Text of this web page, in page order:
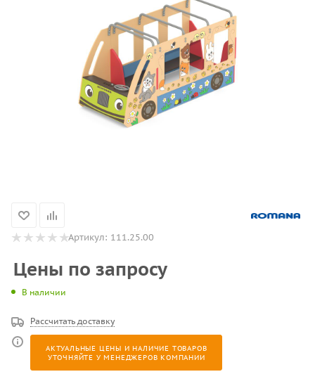
Артикул: 111.25.00
Цены по запросу
В наличии
Рассчитать доставку
АКТУАЛЬНЫЕ ЦЕНЫ И НАЛИЧИЕ ТОВАРОВ
УТОЧНЯЙТЕ У МЕНЕДЖЕРОВ КОМПАНИИ